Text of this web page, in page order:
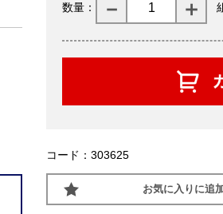
数量：
コード：303625
お気に入りに追